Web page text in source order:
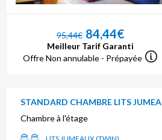
95,44€ 84,44€
Meilleur Tarif Garanti
Offre Non annulable - Prépayée
STANDARD CHAMBRE LITS
Chambre à l'étage